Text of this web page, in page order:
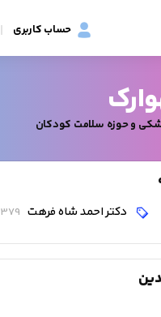
حساب کاربری
و حوزه سلامت کودکان
دکتر احمد شاه فرهت 379